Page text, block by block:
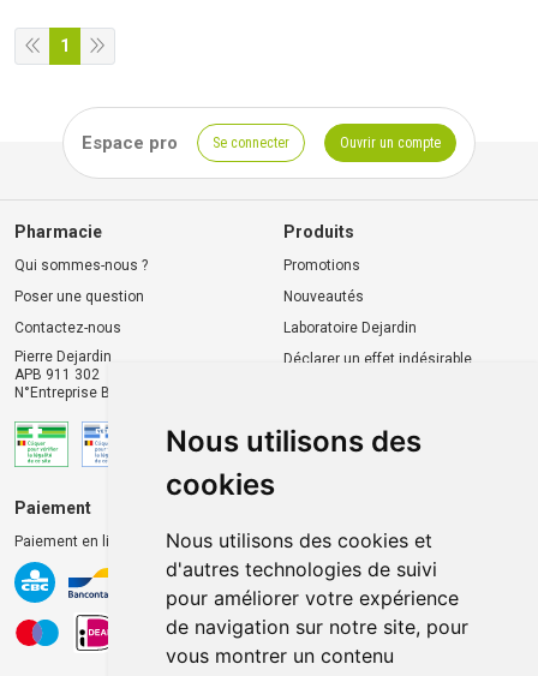
Nous utilisons des
cookies
Nous utilisons des cookies et
d'autres technologies de suivi
pour améliorer votre expérience
de navigation sur notre site, pour
vous montrer un contenu
1
Espace pro Se connecter Ouvrir un compte
Pharmacie
Qui sommes-nous ?
Poser une question
Contactez-nous
Pierre Dejardin
APB 911 302
N°Entreprise BE0446.901.764
Produits
Promotions
Nouveautés
Laboratoire Dejardin
Déclarer un effet indésirable
Paiement
Paiement en ligne 100% sécurisé
Livraison chez vous
Livraison dans un Point
d’enlèvement
Retrait dans la pharmacie
Retrait en casiers extérieurs